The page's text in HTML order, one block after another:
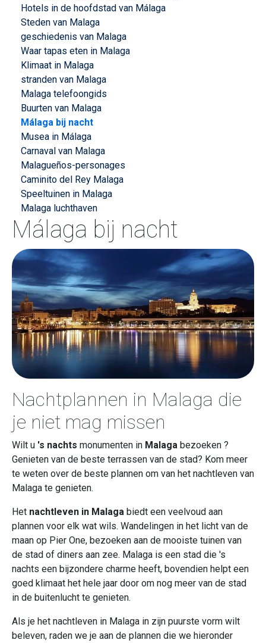
Hotels in de hoofdstad van Málaga
Steden van Malaga
geschiedenis van Malaga
Waar tapas eten in Malaga
Klimaat in Malaga
stranden van Malaga
Malaga telefoongids
Buurten van Malaga
Málaga bij nacht
Musea in Málaga
Carnaval van Malaga
Malagueños-personages
Caminito del Rey Malaga
Speeltuinen in Malaga
Malaga luchthaven
Málaga bij nacht
Nachtplannen in Malaga die
je niet mag missen
Wilt u 's nachts monumenten in Malaga bezoeken ?
Genieten van de beste terrassen van de stad? Kom meer
te weten over de beste plannen om van het nachtleven van
Malaga te genieten.
Het nachtleven in Malaga biedt een veelvoud aan
plannen voor elk wat wils. Wandelingen in het licht van de
maan op Pier One, bezoeken aan de mooiste tuinen van
de stad of diners aan zee. Malaga is een stad die 's
nachts een bijzondere charme heeft, bovendien helpt een
goed klimaat het hele jaar door om nog meer van de stad
in de buitenlucht te genieten.
Als je het nachtleven in Malaga in zijn puurste vorm wilt
beleven, raden we je aan de plannen die we hieronder